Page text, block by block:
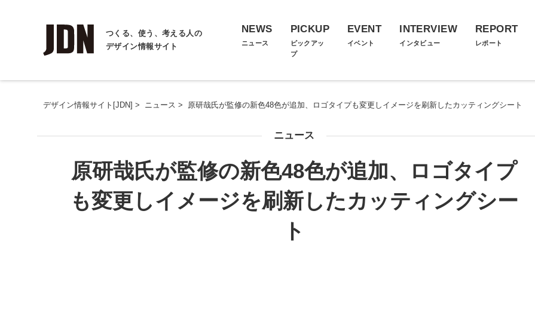
つくる、使う、考える人の
デザイン情報サイト
NEWS
ニュース
PICKUP
ピックアッ
プ
EVENT
イベント
INTERVIEW
インタビュー
REPORT
レポート
デザイン情報サイト[JDN] > ニュース > 原研哉氏が監修の新色48色が追加、ロゴタイプも変更しイメージを刷新したカッティングシート
ニュース
原研哉氏が監修の新色48色が追加、ロゴタイプ
も変更しイメージを刷新したカッティングシー
ト